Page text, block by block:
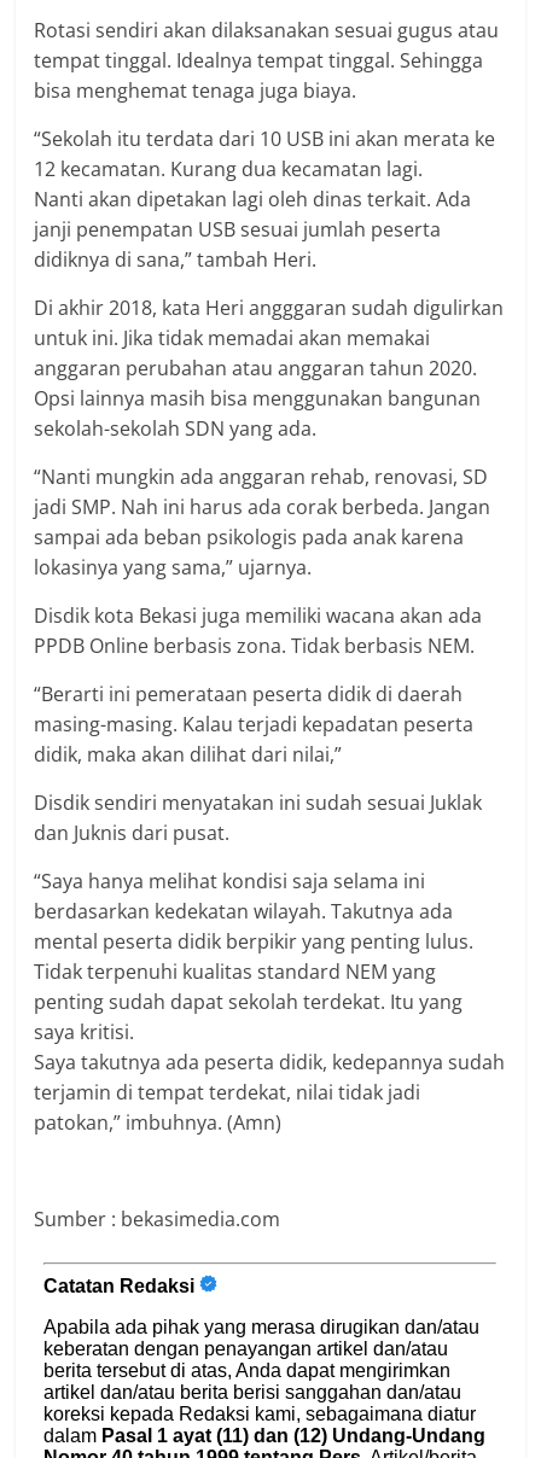
Rotasi sendiri akan dilaksanakan sesuai gugus atau
tempat tinggal. Idealnya tempat tinggal. Sehingga
bisa menghemat tenaga juga biaya.
“Sekolah itu terdata dari 10 USB ini akan merata ke
12 kecamatan. Kurang dua kecamatan lagi.
Nanti akan dipetakan lagi oleh dinas terkait. Ada
janji penempatan USB sesuai jumlah peserta
didiknya di sana,” tambah Heri.
Di akhir 2018, kata Heri angggaran sudah digulirkan
untuk ini. Jika tidak memadai akan memakai
anggaran perubahan atau anggaran tahun 2020.
Opsi lainnya masih bisa menggunakan bangunan
sekolah-sekolah SDN yang ada.
“Nanti mungkin ada anggaran rehab, renovasi, SD
jadi SMP. Nah ini harus ada corak berbeda. Jangan
sampai ada beban psikologis pada anak karena
lokasinya yang sama,” ujarnya.
Disdik kota Bekasi juga memiliki wacana akan ada
PPDB Online berbasis zona. Tidak berbasis NEM.
“Berarti ini pemerataan peserta didik di daerah
masing-masing. Kalau terjadi kepadatan peserta
didik, maka akan dilihat dari nilai,”
Disdik sendiri menyatakan ini sudah sesuai Juklak
dan Juknis dari pusat.
“Saya hanya melihat kondisi saja selama ini
berdasarkan kedekatan wilayah. Takutnya ada
mental peserta didik berpikir yang penting lulus.
Tidak terpenuhi kualitas standard NEM yang
penting sudah dapat sekolah terdekat. Itu yang
saya kritisi.
Saya takutnya ada peserta didik, kedepannya sudah
terjamin di tempat terdekat, nilai tidak jadi
patokan,” imbuhnya. (Amn)
Sumber : bekasimedia.com